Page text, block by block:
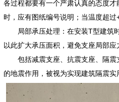
各过程都要有一个严肃认真的态度
时，应有图纸编号说明；当温度超
局部承压处理：在安装T型建筑
以此扩大承压面积，避免支座局部应
包括减震支座、抗震支座、隔震
的地震作用，被视为实现建筑隔震实